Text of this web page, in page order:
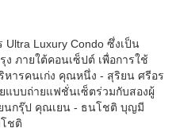
Ultra Luxury Condo ซึ่งเป็น
ภายใต้คอนเซ็ปต์ เพื่อการใช้
หารคนเก่ง คุณหนึ่ง - สุริยน ศรีอร
แบบถ่ายแฟชั่นเซ็ตร่วมกับสองผู้
นกรุ๊ป คุณเยน - ธนโชติ บุญมี
ชติ